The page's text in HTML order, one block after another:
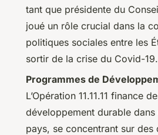
tant que présidente du
joué un rôle crucial dans la
politiques sociales entre les
sortir de la crise du Covid-19.
Programmes de
L’Opération 11.11.11 finance
développement durable
pays, se concentrant sur des